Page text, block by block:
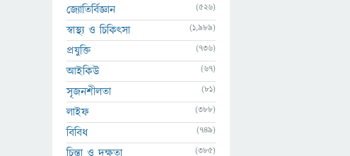
জ্যোতির্বিজ্ঞান (526)
স্বাস্থ্য ও চিকিৎসা (1,989)
প্রযুক্তি (736)
আইকিউ (67)
সৃজনশীলতা (81)
লাইফ (388)
বিবিধ (749)
চিন্তা ও দক্ষতা (385)